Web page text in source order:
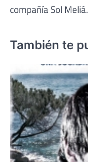
compañía Sol Meliá.
También te